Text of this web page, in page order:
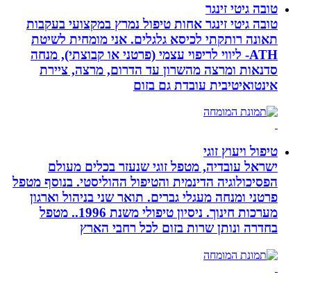
טובה גיטי זינגר
טובה גיטי זינגר אחות טיפול נמרץ במקצועי בעקבות
תאונה רותקתי לכיסא גלגלים. אני מומחית לשיטת
ATH- ליווי לריפוי עצמי (פרטני או קבוצתי), מנחה
סדנאות ומרצה מהשרון עד הדרום, מרצה, ציירת
אינטואיטיבית עובדת גם בזום
טיפול ויעוץ זוגי
ישראל עובדיה, מטפל זוגי שנעזר בכלים מעולם
הפסיכולוגיה הדינמית והטיפול ההוליסטי. בנוסף מטפל
פרטני ומנחה מעגלי גברים. תואר שני בניהול וארגון
מערכות חינוך. ניסיון טיפולי משנת 1996.. מטפל
בחדרה ונותן שרות בזום לכל רחבי הארץ